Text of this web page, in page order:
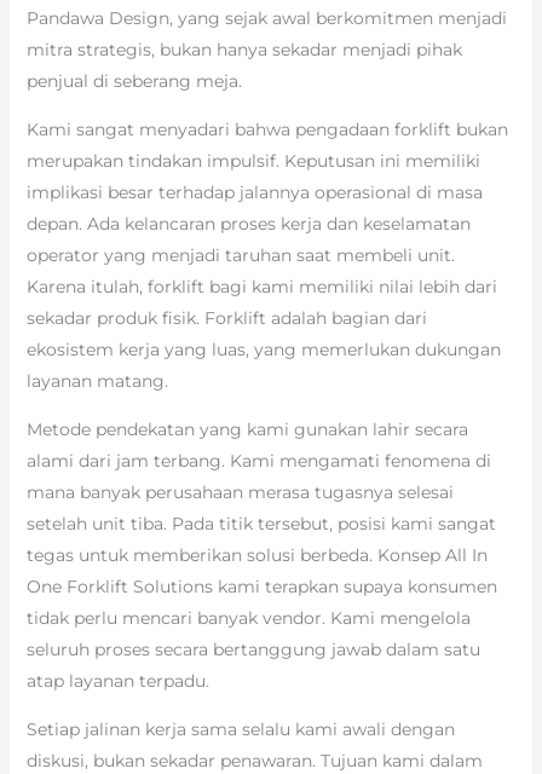
Pandawa Design, yang sejak awal berkomitmen menjadi
mitra strategis, bukan hanya sekadar menjadi pihak
penjual di seberang meja.
Kami sangat menyadari bahwa pengadaan forklift bukan
merupakan tindakan impulsif. Keputusan ini memiliki
implikasi besar terhadap jalannya operasional di masa
depan. Ada kelancaran proses kerja dan keselamatan
operator yang menjadi taruhan saat membeli unit.
Karena itulah, forklift bagi kami memiliki nilai lebih dari
sekadar produk fisik. Forklift adalah bagian dari
ekosistem kerja yang luas, yang memerlukan dukungan
layanan matang.
Metode pendekatan yang kami gunakan lahir secara
alami dari jam terbang. Kami mengamati fenomena di
mana banyak perusahaan merasa tugasnya selesai
setelah unit tiba. Pada titik tersebut, posisi kami sangat
tegas untuk memberikan solusi berbeda. Konsep All In
One Forklift Solutions kami terapkan supaya konsumen
tidak perlu mencari banyak vendor. Kami mengelola
seluruh proses secara bertanggung jawab dalam satu
atap layanan terpadu.
Setiap jalinan kerja sama selalu kami awali dengan
diskusi, bukan sekadar penawaran. Tujuan kami dalam